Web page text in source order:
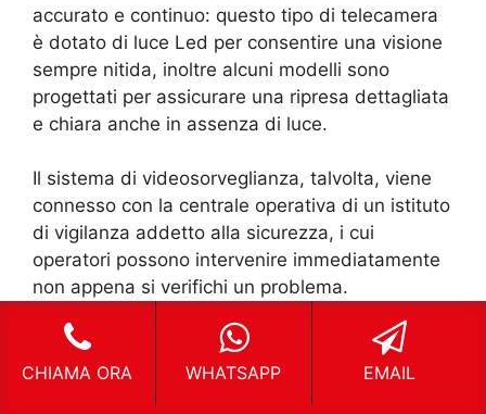
accurato e continuo: questo tipo di telecamera
è dotato di luce Led per consentire una visione
sempre nitida, inoltre alcuni modelli sono
progettati per assicurare una ripresa dettagliata
e chiara anche in assenza di luce.
Il sistema di videosorveglianza, talvolta, viene
connesso con la centrale operativa di un istituto
di vigilanza addetto alla sicurezza, i cui
operatori possono intervenire immediatamente
non appena si verifichi un problema.
Soluzioni
personalizzate e
CHIAMA ORA WHATSAPP EMAIL